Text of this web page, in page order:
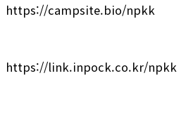
https://campsite.bio/npkk
https://link.inpock.co.kr/npkk